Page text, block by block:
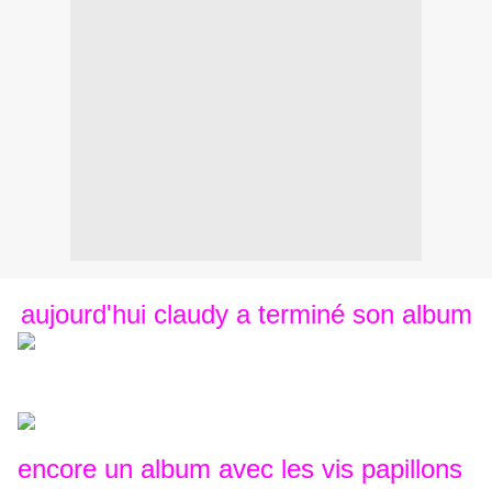
aujourd'hui claudy a terminé son album
encore un album avec les vis papillons